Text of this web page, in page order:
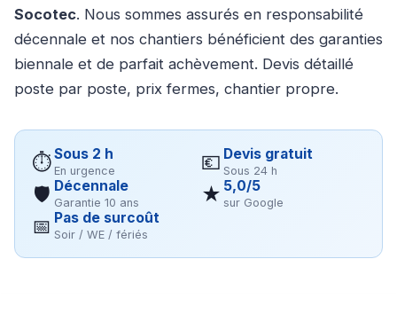
Socotec. Nous sommes assurés en responsabilité
décennale et nos chantiers bénéficient des garanties
biennale et de parfait achèvement. Devis détaillé
poste par poste, prix fermes, chantier propre.
⏱Sous 2 h
En urgence 💶 Devis gratuit
Sous 24 h
🛡 Décennale
Garantie 10 ans ★ 5,0/5
sur Google
📅 Pas de surcoût
Soir / WE / fériés